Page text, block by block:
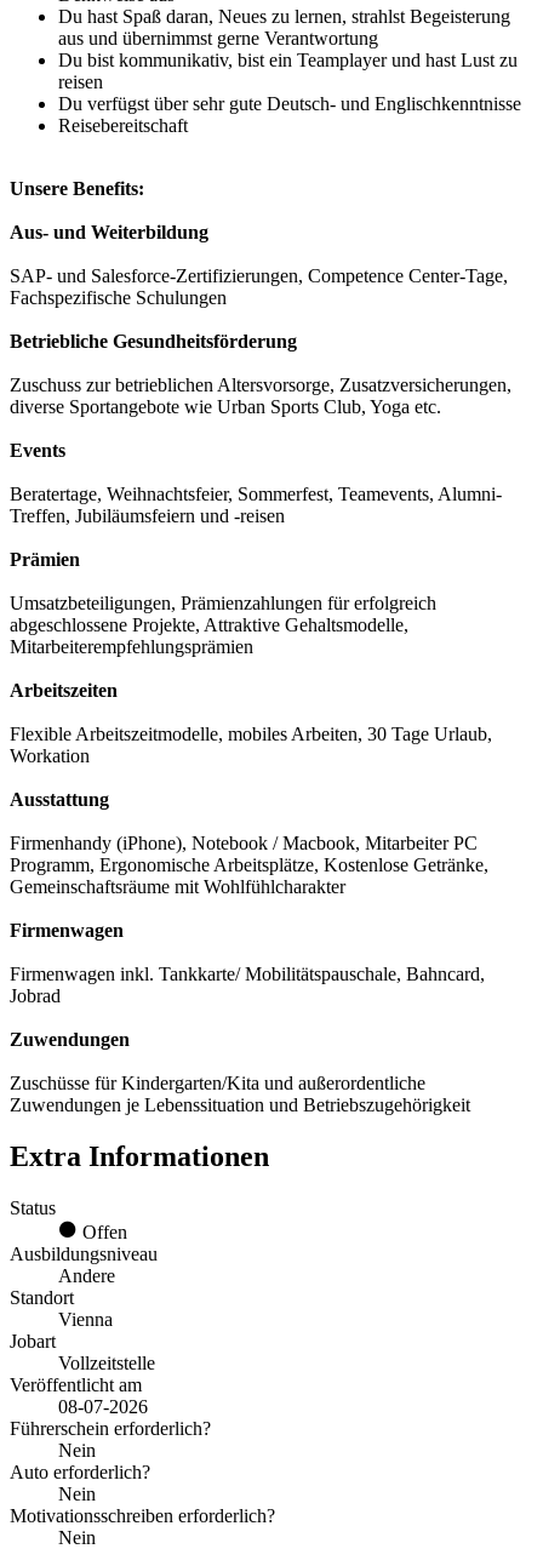
Du hast Spaß daran, Neues zu lernen, strahlst Begeisterung
aus und übernimmst gerne Verantwortung
Du bist kommunikativ, bist ein Teamplayer und hast Lust zu
reisen
Du verfügst über sehr gute Deutsch- und Englischkenntnisse
Reisebereitschaft
Unsere Benefits:
Aus- und Weiterbildung
SAP- und Salesforce-Zertifizierungen, Competence Center-Tage,
Fachspezifische Schulungen
Betriebliche Gesundheitsförderung
Zuschuss zur betrieblichen Altersvorsorge, Zusatzversicherungen,
diverse Sportangebote wie Urban Sports Club, Yoga etc.
Events
Beratertage, Weihnachtsfeier, Sommerfest, Teamevents, Alumni-
Treffen, Jubiläumsfeiern und -reisen
Prämien
Umsatzbeteiligungen, Prämienzahlungen für erfolgreich
abgeschlossene Projekte, Attraktive Gehaltsmodelle,
Mitarbeiterempfehlungsprämien
Arbeitszeiten
Flexible Arbeitszeitmodelle, mobiles Arbeiten, 30 Tage Urlaub,
Workation
Ausstattung
Firmenhandy (iPhone), Notebook / Macbook, Mitarbeiter PC
Programm, Ergonomische Arbeitsplätze, Kostenlose Getränke,
Gemeinschaftsräume mit Wohlfühlcharakter
Firmenwagen
Firmenwagen inkl. Tankkarte/ Mobilitätspauschale, Bahncard,
Jobrad
Zuwendungen
Zuschüsse für Kindergarten/Kita und außerordentliche
Zuwendungen je Lebenssituation und Betriebszugehörigkeit
Extra Informationen
Status
Offen
Ausbildungsniveau
Andere
Standort
Vienna
Jobart
Vollzeitstelle
Veröffentlicht am
08-07-2026
Führerschein erforderlich?
Nein
Auto erforderlich?
Nein
Motivationsschreiben erforderlich?
Nein